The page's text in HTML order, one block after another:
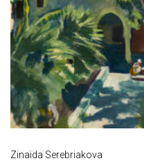
Zinaïda Serebriakova